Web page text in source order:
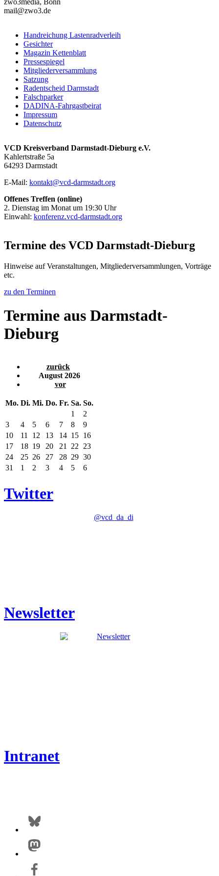
mail@zwo3.de
Handreichung Lastenradverleih
Gesichter
Magazin Kettenblatt
Pressespiegel
Mitgliederversammlung
Satzung
Radentscheid Darmstadt
Falschparker
DADINA-Fahrgastbeirat
Impressum
Datenschutz
VCD Kreisverband Darmstadt-Dieburg e.V.
Kahlertstraße 5a
64293 Darmstadt
E-Mail: kontakt@vcd-darmstadt.org
Offenes Treffen (online)
2. Dienstag im Monat um 19:30 Uhr
Einwahl: konferenz.vcd-darmstadt.org
Termine des VCD Darmstadt-Dieburg
Hinweise auf Veranstaltungen, Mitgliederversammlungen, Vorträge
etc.
zu den Terminen
Termine aus Darmstadt-
Dieburg
zurück
August 2026
vor
Mo. Di. Mi. Do. Fr. Sa. So.
1
2
3
4 5 6 7 8
9
10
11 12 13 14 15 16
17
18 19 20 21 22 23
24
25 26 27 28 29 30
31
1 2 3 4 5 6
Twitter
Newsletter
Intranet